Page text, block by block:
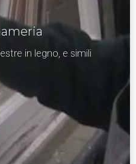
in legno, e simili